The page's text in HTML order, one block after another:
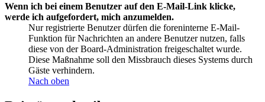
Wenn ich bei einem Benutzer auf den E-Mail-Link klicke,
werde ich aufgefordert, mich anzumelden.
Nur registrierte Benutzer dürfen die foreninterne E-Mail-
Funktion für Nachrichten an andere Benutzer nutzen, falls
diese von der Board-Administration freigeschaltet wurde.
Diese Maßnahme soll den Missbrauch dieses Systems durch
Gäste verhindern.
Nach oben